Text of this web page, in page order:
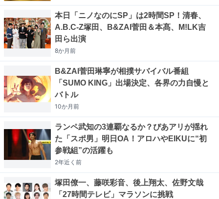
本日「ニノなのにSP」は2時間SP！清春、
A.B.C-Z塚田、B&ZAI菅田＆本髙、M!LK吉
田ら出演
8か月前
B&ZAI菅田琳寧が相撲サバイバル番組
「SUMO KING」出場決定、各界の力自慢と
バトル
10か月前
ランペ武知の3連覇なるか？ぴあアリが揺れ
た「スポ男」明日OA！アロハやEIKUに“初
参戦組”の活躍も
2年近く 前
塚田僚一、藤咲彩音、後上翔太、佐野文哉
「27時間テレビ」マラソンに挑戦